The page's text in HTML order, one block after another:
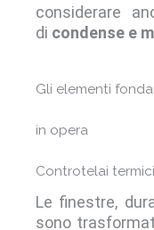
considerare
di condense e
Gli elementi
in opera
Controtelai termici
Le finestre,
sono